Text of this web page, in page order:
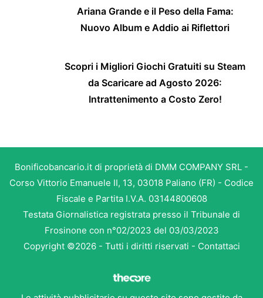
Ariana Grande e il Peso della Fama:
Nuovo Album e Addio ai Riflettori
Scopri i Migliori Giochi Gratuiti su Steam
da Scaricare ad Agosto 2026:
Intrattenimento a Costo Zero!
Bonificobancario.it di proprietà di DMM COMPANY SRL -
Corso Vittorio Emanuele II, 13, 03018 Paliano (FR) - Codice
Fiscale e Partita I.V.A. 03144800608
Testata Giornalistica registrata presso il Tribunale di
Frosinone con n°02/2023 del 03/03/2023
Copyright ©2026 - Tutti i diritti riservati - Contattaci